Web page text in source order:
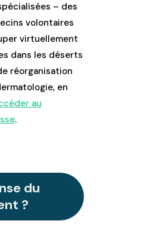
– des
volontaires
virtuellement
dans les déserts
réorganisation
en
au
.
du
?